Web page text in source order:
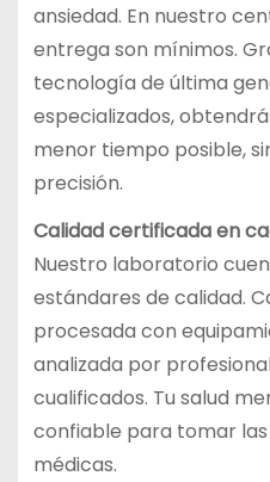
ansiedad. En nuestro
entrega son mínimos.
tecnología de última
especializados,
menor tiempo posible,
precisión.
Calidad certificada en
Nuestro laboratorio
estándares de calidad.
procesada con
analizada por
cualificados. Tu salud
confiable para tomar
médicas.